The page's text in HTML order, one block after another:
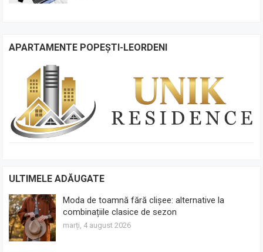
APARTAMENTE POPEȘTI-LEORDENI
ULTIMELE ADĂUGATE
Moda de toamnă fără clișee: alternative la
combinațiile clasice de sezon
marți, 4 august 2026